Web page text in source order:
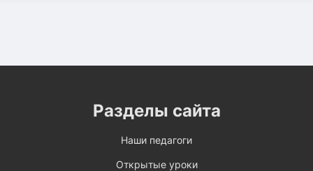
Разделы сайта
Наши педагоги
Открытые уроки